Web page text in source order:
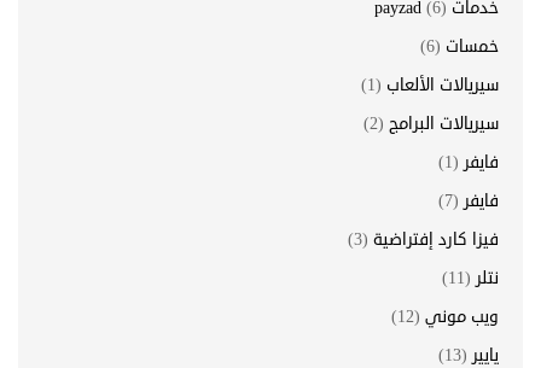
خدمات payzad (6)
خمسات (6)
سيريالات الألعاب (1)
سيريالات البرامج (2)
فايفر (1)
فايفر (7)
فيزا كارد إفتراضية (3)
نتلر (11)
ويب موني (12)
يايير (13)